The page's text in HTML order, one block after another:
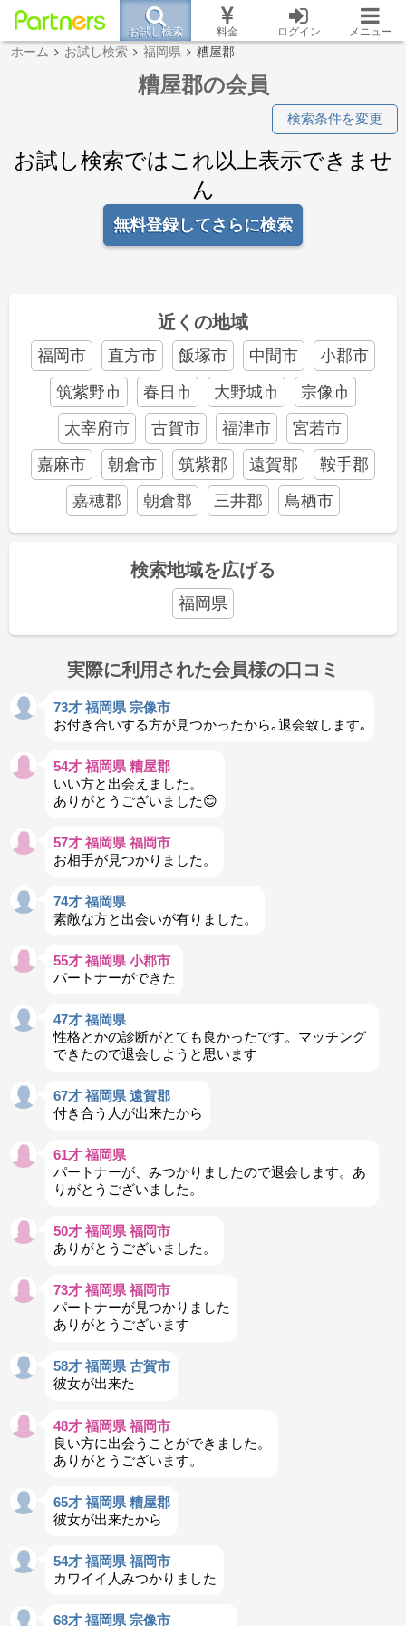
お試し検索 料金 ログイン メニュー
ホーム お試し検索 福岡県 糟屋郡
糟屋郡の会員
検索条件を変更
お試し検索ではこれ以上表示できませ
ん
無料登録してさらに検索
近くの地域
福岡市 直方市 飯塚市 中間市
小郡市
筑紫野市
春日市 大野城市
宗像市
太宰府市
古賀市 福津市
宮若市
嘉麻市
朝倉市 筑紫郡 遠賀郡
鞍手郡
嘉穂郡
朝倉郡 三井郡 鳥栖市
検索地域を広げる
福岡県
実際に利用された会員様の口コミ
73才 福岡県 宗像市
お付き合いする方が見つかったから｡退会致します｡
54才 福岡県 糟屋郡
いい方と出会えました。
ありがとうございました😊
57才 福岡県 福岡市
お相手が見つかりました。
74才 福岡県
素敵な方と出会いが有りました。
55才 福岡県 小郡市
パートナーができた
47才 福岡県
性格とかの診断がとても良かったです。マッチング
できたので退会しようと思います
67才 福岡県 遠賀郡
付き合う人が出来たから
61才 福岡県
パートナーが、みつかりましたので退会します。あ
りがとうございました。
50才 福岡県 福岡市
ありがとうございました。
73才 福岡県 福岡市
パートナーが見つかりました
ありがとうございます
58才 福岡県 古賀市
彼女が出来た
48才 福岡県 福岡市
良い方に出会うことができました。
ありがとうございます。
65才 福岡県 糟屋郡
彼女が出来たから
54才 福岡県 福岡市
カワイイ人みつかりました
68才 福岡県 宗像市